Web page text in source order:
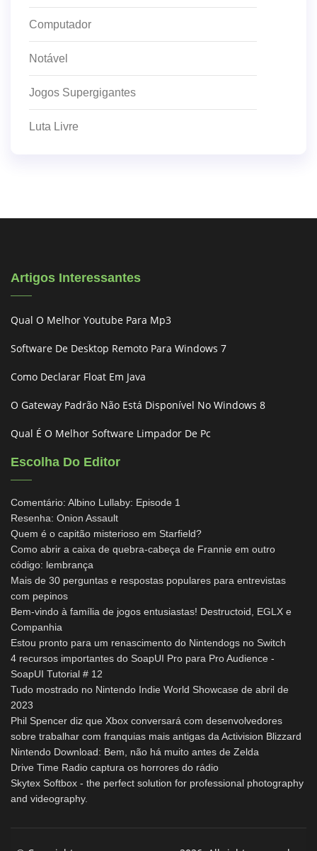
Computador
Notável
Jogos Supergigantes
Luta Livre
Artigos Interessantes
Qual O Melhor Youtube Para Mp3
Software De Desktop Remoto Para Windows 7
Como Declarar Float Em Java
O Gateway Padrão Não Está Disponível No Windows 8
Qual É O Melhor Software Limpador De Pc
Escolha Do Editor
Comentário: Albino Lullaby: Episode 1
Resenha: Onion Assault
Quem é o capitão misterioso em Starfield?
Como abrir a caixa de quebra-cabeça de Frannie em outro
código: lembrança
Mais de 30 perguntas e respostas populares para entrevistas
com pepinos
Bem-vindo à família de jogos entusiastas! Destructoid, EGLX e
Companhia
Estou pronto para um renascimento do Nintendogs no Switch
4 recursos importantes do SoapUI Pro para Pro Audience -
SoapUI Tutorial # 12
Tudo mostrado no Nintendo Indie World Showcase de abril de
2023
Phil Spencer diz que Xbox conversará com desenvolvedores
sobre trabalhar com franquias mais antigas da Activision Blizzard
Nintendo Download: Bem, não há muito antes de Zelda
Drive Time Radio captura os horrores do rádio
Skytex Softbox - the perfect solution for professional photography
and videography.